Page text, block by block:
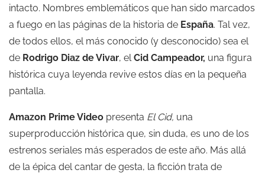
intacto. Nombres emblemáticos que han sido marcados
a fuego en las páginas de la historia de España. Tal vez,
de todos ellos, el más conocido (y desconocido) sea el
de Rodrigo Diaz de Vivar, elCid Campeador, una figura
histórica cuya leyenda revive estos días en la pequeña
pantalla.
Amazon Prime Video presenta El Cid, una
superproducción histórica que, sin duda, es uno de los
estrenos seriales más esperados de este año. Más allá
de la épica del cantar de gesta, la ficción trata de